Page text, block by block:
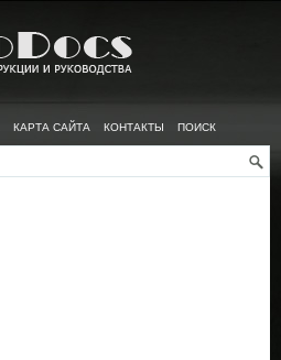
КАРТА САЙТА КОНТАКТЫ ПОИСК